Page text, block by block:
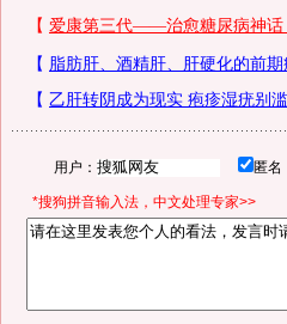
用户： 匿
*搜狗拼音输入法，中文处理专家>>